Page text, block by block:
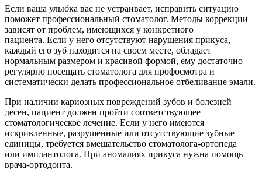
Если ваша улыбка вас не устраивает, исправить ситуацию
поможет профессиональный стоматолог. Методы коррекции
зависят от проблем, имеющихся у конкретного
пациента. Если у него отсутствуют нарушения прикуса,
каждый его зуб находится на своем месте, обладает
нормальным размером и красивой формой, ему достаточно
регулярно посещать стоматолога для профосмотра и
систематически делать профессиональное отбеливание эмали.
При наличии кариозных повреждений зубов и болезней
десен, пациент должен пройти соответствующее
стоматологическое лечение. Если у него имеются
искривленные, разрушенные или отсутствующие зубные
единицы, требуется вмешательство стоматолога-ортопеда
или имплантолога. При аномалиях прикуса нужна помощь
врача-ортодонта.